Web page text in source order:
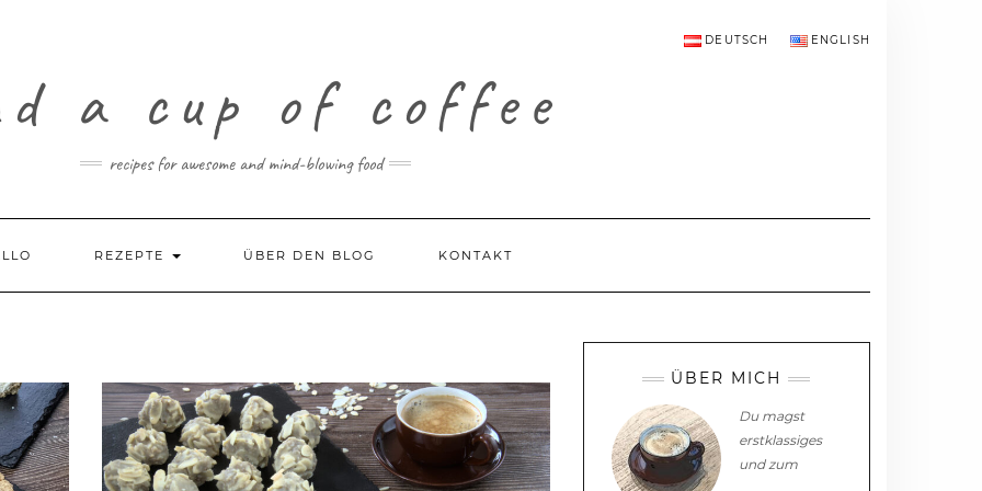
DEUTSCH ENGLISH
a cup of coffee
recipes for awesome and mind-blowing food
REZEPTE ÜBER DEN BLOG KONTAKT
ÜBER MICH
Du magst
erstklassiges
und zum